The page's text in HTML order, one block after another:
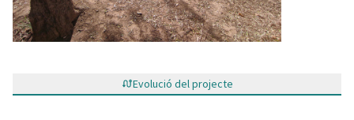
Evolució del projecte